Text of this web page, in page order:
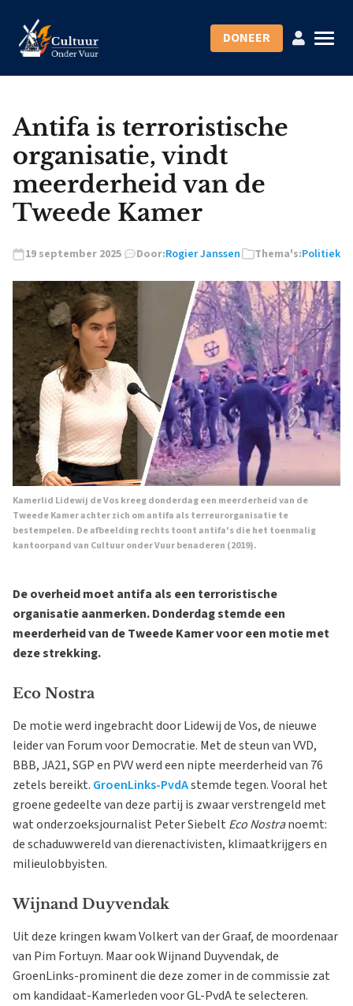
DONEER
Antifa is terroristische
organisatie, vindt
meerderheid van de
Tweede Kamer
19 september 2025 Door:Rogier Janssen Thema's:Politiek
Kamerlid Lidewij de Vos kreeg donderdag een meerderheid van de
Tweede Kamer achter zich om antifa als terreurorganisatie te
bestempelen. De afbeelding rechts toont antifa's die het toenmalig
kantoorpand van Cultuur onder Vuur benaderen (2019).
De overheid moet antifa als een terroristische
organisatie aanmerken. Donderdag stemde een
meerderheid van de Tweede Kamer voor een motie met
deze strekking.
Eco Nostra
De motie werd ingebracht door Lidewij de Vos, de nieuwe
leider van Forum voor Democratie. Met de steun van VVD,
BBB, JA21, SGP en PVV werd een nipte meerderheid van 76
zetels bereikt. GroenLinks-PvdAstemde tegen. Vooral het
groene gedeelte van deze partij is zwaar verstrengeld met
wat onderzoeksjournalist Peter Siebelt Eco Nostranoemt:
de schaduwwereld van dierenactivisten, klimaatkrijgers en
milieulobbyisten.
Wijnand Duyvendak
Uit deze kringen kwam Volkert van der Graaf, de moordenaar
van Pim Fortuyn. Maar ook Wijnand Duyvendak, de
GroenLinks-prominent die deze zomer in de commissie zat
om kandidaat-Kamerleden voor GL-PvdA te selecteren.